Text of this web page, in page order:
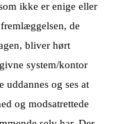
ikke er enige eller
de
bliver hørt
system/kontor
uddannes og ses at
og modsatrettede